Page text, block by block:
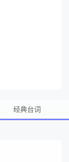
经典台词